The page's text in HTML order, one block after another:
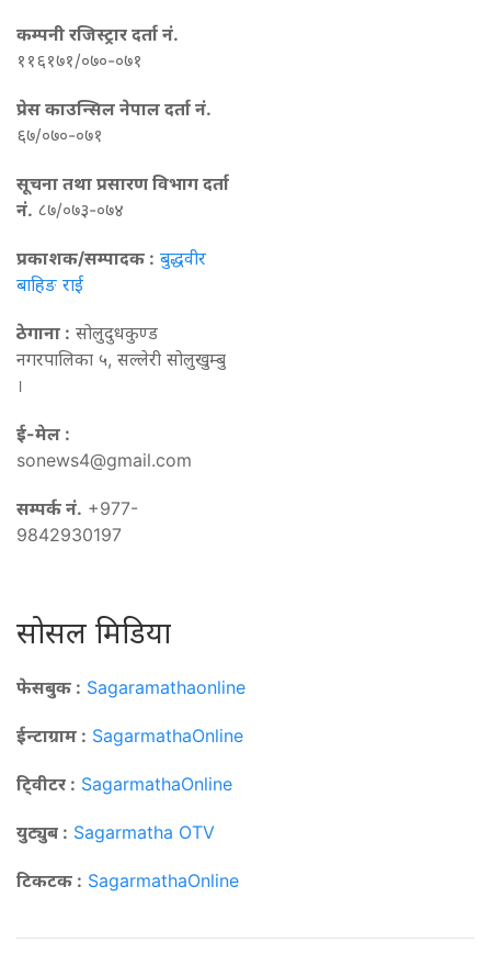
कम्पनी रजिस्ट्रार दर्ता नं.
११६१७१/०७०-०७१
प्रेस काउन्सिल नेपाल दर्ता नं.
६७/०७०-०७१
सूचना तथा प्रसारण विभाग दर्ता
नं. ८७/०७३-०७४
प्रकाशक/सम्पादक : बुद्धवीर
बाहिङ राई
ठेगाना : सोलुदुधकुण्ड
नगरपालिका ५, सल्लेरी सोलुखुम्बु
।
ई-मेल :
sonews4@gmail.com
सम्पर्क नं. +977-
9842930197
सोसल मिडिया
फेसबुक : Sagaramathaonline
ईन्टाग्राम : SagarmathaOnline
टि्वीटर : SagarmathaOnline
युट्युब : Sagarmatha OTV
टिकटक : SagarmathaOnline